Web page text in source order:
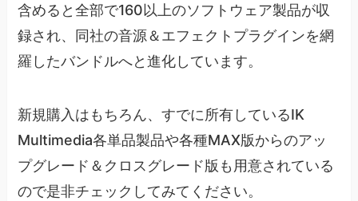
含めると全部で160以上のソフトウェア製品が収
録され、同社の音源＆エフェクトプラグインを網
羅したバンドルへと進化しています。
新規購入はもちろん、すでに所有しているIK
Multimedia各単品製品や各種MAX版からのアッ
プグレード＆クロスグレード版も用意されている
ので是非チェックしてみてください。